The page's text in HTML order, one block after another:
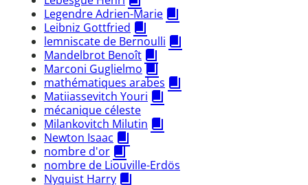
Legendre Adrien-Marie
Leibniz Gottfried
lemniscate de Bernoulli
Mandelbrot Benoît
Marconi Guglielmo
mathématiques arabes
Matiiassevitch Youri
mécanique céleste
Milankovitch Milutin
Newton Isaac
nombre d'or
nombre de Liouville-Erdös
Nyquist Harry